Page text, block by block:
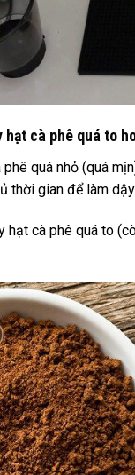
hạt cà phê quá to
quá nhỏ (quá
thời gian để làm
hạt cà phê quá to